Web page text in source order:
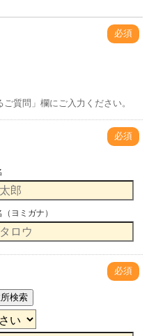
必須
質問」欄にご入力ください。
必須
（ヨミガナ）
必須
検索